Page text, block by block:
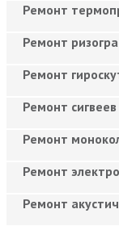
Ремонт
Ремонт
Ремонт
Ремонт сигвеев
Ремонт
Ремонт
Ремонт